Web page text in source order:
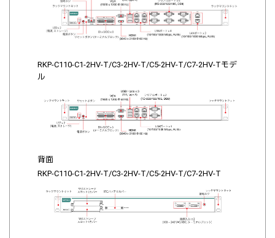
RKP-C110-C1-2HV-T/C3-2HV-T/C5-2HV-T/C7-2HV-Tモデ
ル
背面
RKP-C110-C1-2HV-T/C3-2HV-T/C5-2HV-T/C7-2HV-T